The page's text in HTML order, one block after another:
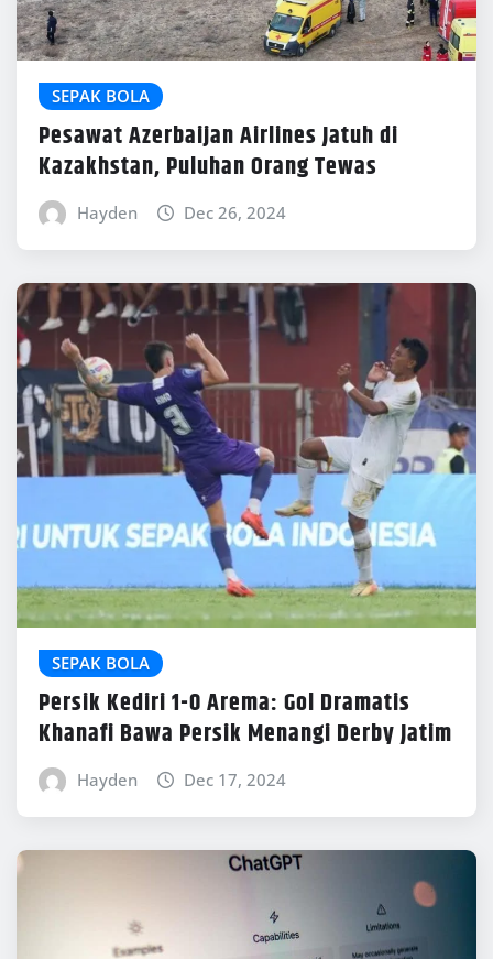
SEPAK BOLA
Pesawat Azerbaijan Airlines Jatuh di
Kazakhstan, Puluhan Orang Tewas
Hayden Dec 26, 2024
SEPAK BOLA
Persik Kediri 1-0 Arema: Gol Dramatis
Khanafi Bawa Persik Menangi Derby Jatim
Hayden Dec 17, 2024